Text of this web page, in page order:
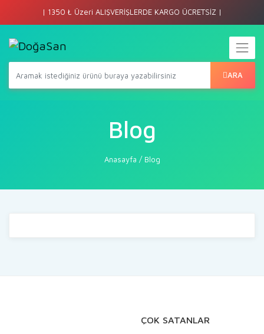
| 1350 ₺ Üzeri ALIŞVERİŞLERDE KARGO ÜCRETSİZ |
ARA
Blog
Anasayfa / Blog
ÇOK SATANLAR